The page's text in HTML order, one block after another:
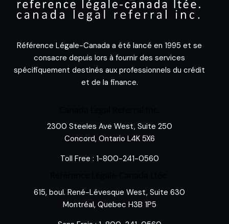
Référence Légale-Canada a été lancé en 1995 et se
consacre depuis lors à fournir des services
spécifiquement destinés aux professionnels du crédit
et de la finance.
2300 Steeles Ave West, Suite 250
Concord, Ontario L4K 5X6
Toll Free : 1-800-241-0560
615, boul. René-Lévesque West, Suite 630
Montréal, Quebec H3B 1P5